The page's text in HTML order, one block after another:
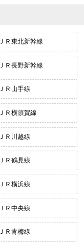
ＪＲ東北新幹線
ＪＲ長野新幹線
ＪＲ山手線
ＪＲ横須賀線
ＪＲ川越線
ＪＲ鶴見線
ＪＲ横浜線
ＪＲ中央線
ＪＲ青梅線